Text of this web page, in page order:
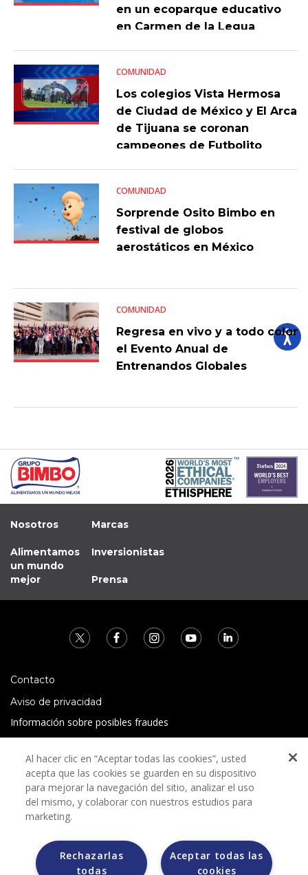
en un ecoparque educativo
en Carmen de la Legua
COMUNIDAD
Los colegios Vista Hermosa
de Ciudad de México y El Arca
de Tijuana se coronan
campeones de Futbolito
COMUNIDAD
Sorprende Osito Bimbo en
festival de globos
aerostáticos en México
COMUNIDAD
Regresa en vivo y a todo color
el Evento Anual de
Entrenandos Globales
Nosotros
Alimentamos
un mundo
mejor
Marcas
Inversionistas
Prensa
Contacto
Aviso de privacidad
Información sobre posibles fraudes
Términos y condiciones
Grupo Bimbo no solicita ningún tipo de pago durante el
Al hacer clic en “Aceptar todas las cookies”, usted
acepta que las cookies se guarden en su dispositivo
para mejorar la navegación del sitio, analizar el uso
del mismo, y colaborar con nuestros estudios para
marketing.
Aceptar todas las
cookies
Rechazarlas
todas